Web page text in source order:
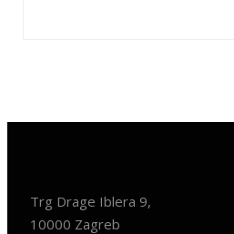
Trg Drage Iblera 9,
10000 Zagreb